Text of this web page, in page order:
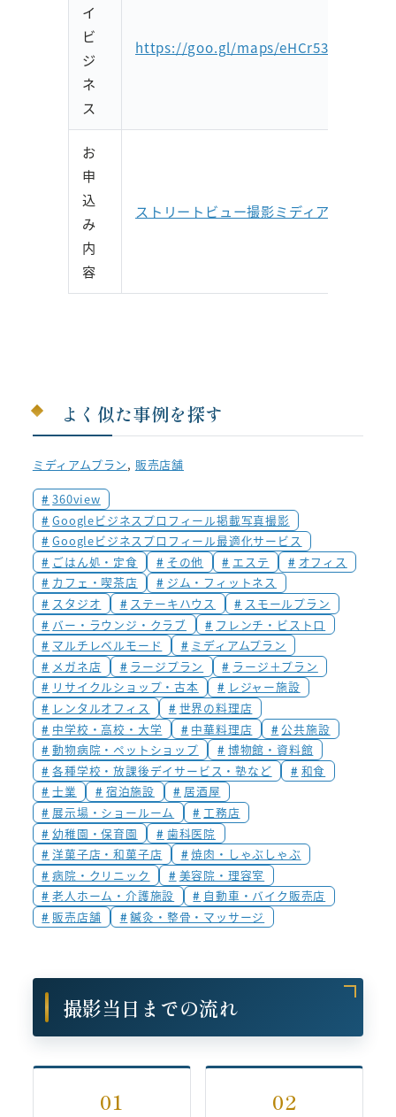
イ
ビ
ジ
ネ
ス
https://goo.gl/maps/
お
申
込
み
内
容
ストリートビュー撮影ミディアムプラン
よく似た事例を探す
ミディアムプラン, 販売店舗
360view
Googleビジネスプロフィール掲載写真撮影
Googleビジネスプロフィール最適化サービス
ごはん処・定食
その他 エステ
オフィス
カフェ・喫茶店
ジム・フィットネス
スタジオ
ステーキハウス
スモールプラン
バー・ラウンジ・クラブ
フレンチ・ビストロ
マルチレベルモード
ミディアムプラン
メガネ店
ラージプラン
ラージ＋プラン
リサイクルショップ・古本
レジャー施設
レンタルオフィス
世界の料理店
中学校・高校・大学
中華料理店
公共施設
動物病院・ペットショップ
博物館・資料館
各種学校・放課後デイサービス・塾など
和食
士業
宿泊施設
居酒屋
展示場・ショールーム
工務店
幼稚園・保育園
歯科医院
洋菓子店・和菓子店
焼肉・しゃぶしゃぶ
病院・クリニック
美容院・理容室
老人ホーム・介護施設
自動車・バイク販売店
販売店舗
鍼灸・整骨・マッサージ
撮影当日までの流れ
01 02